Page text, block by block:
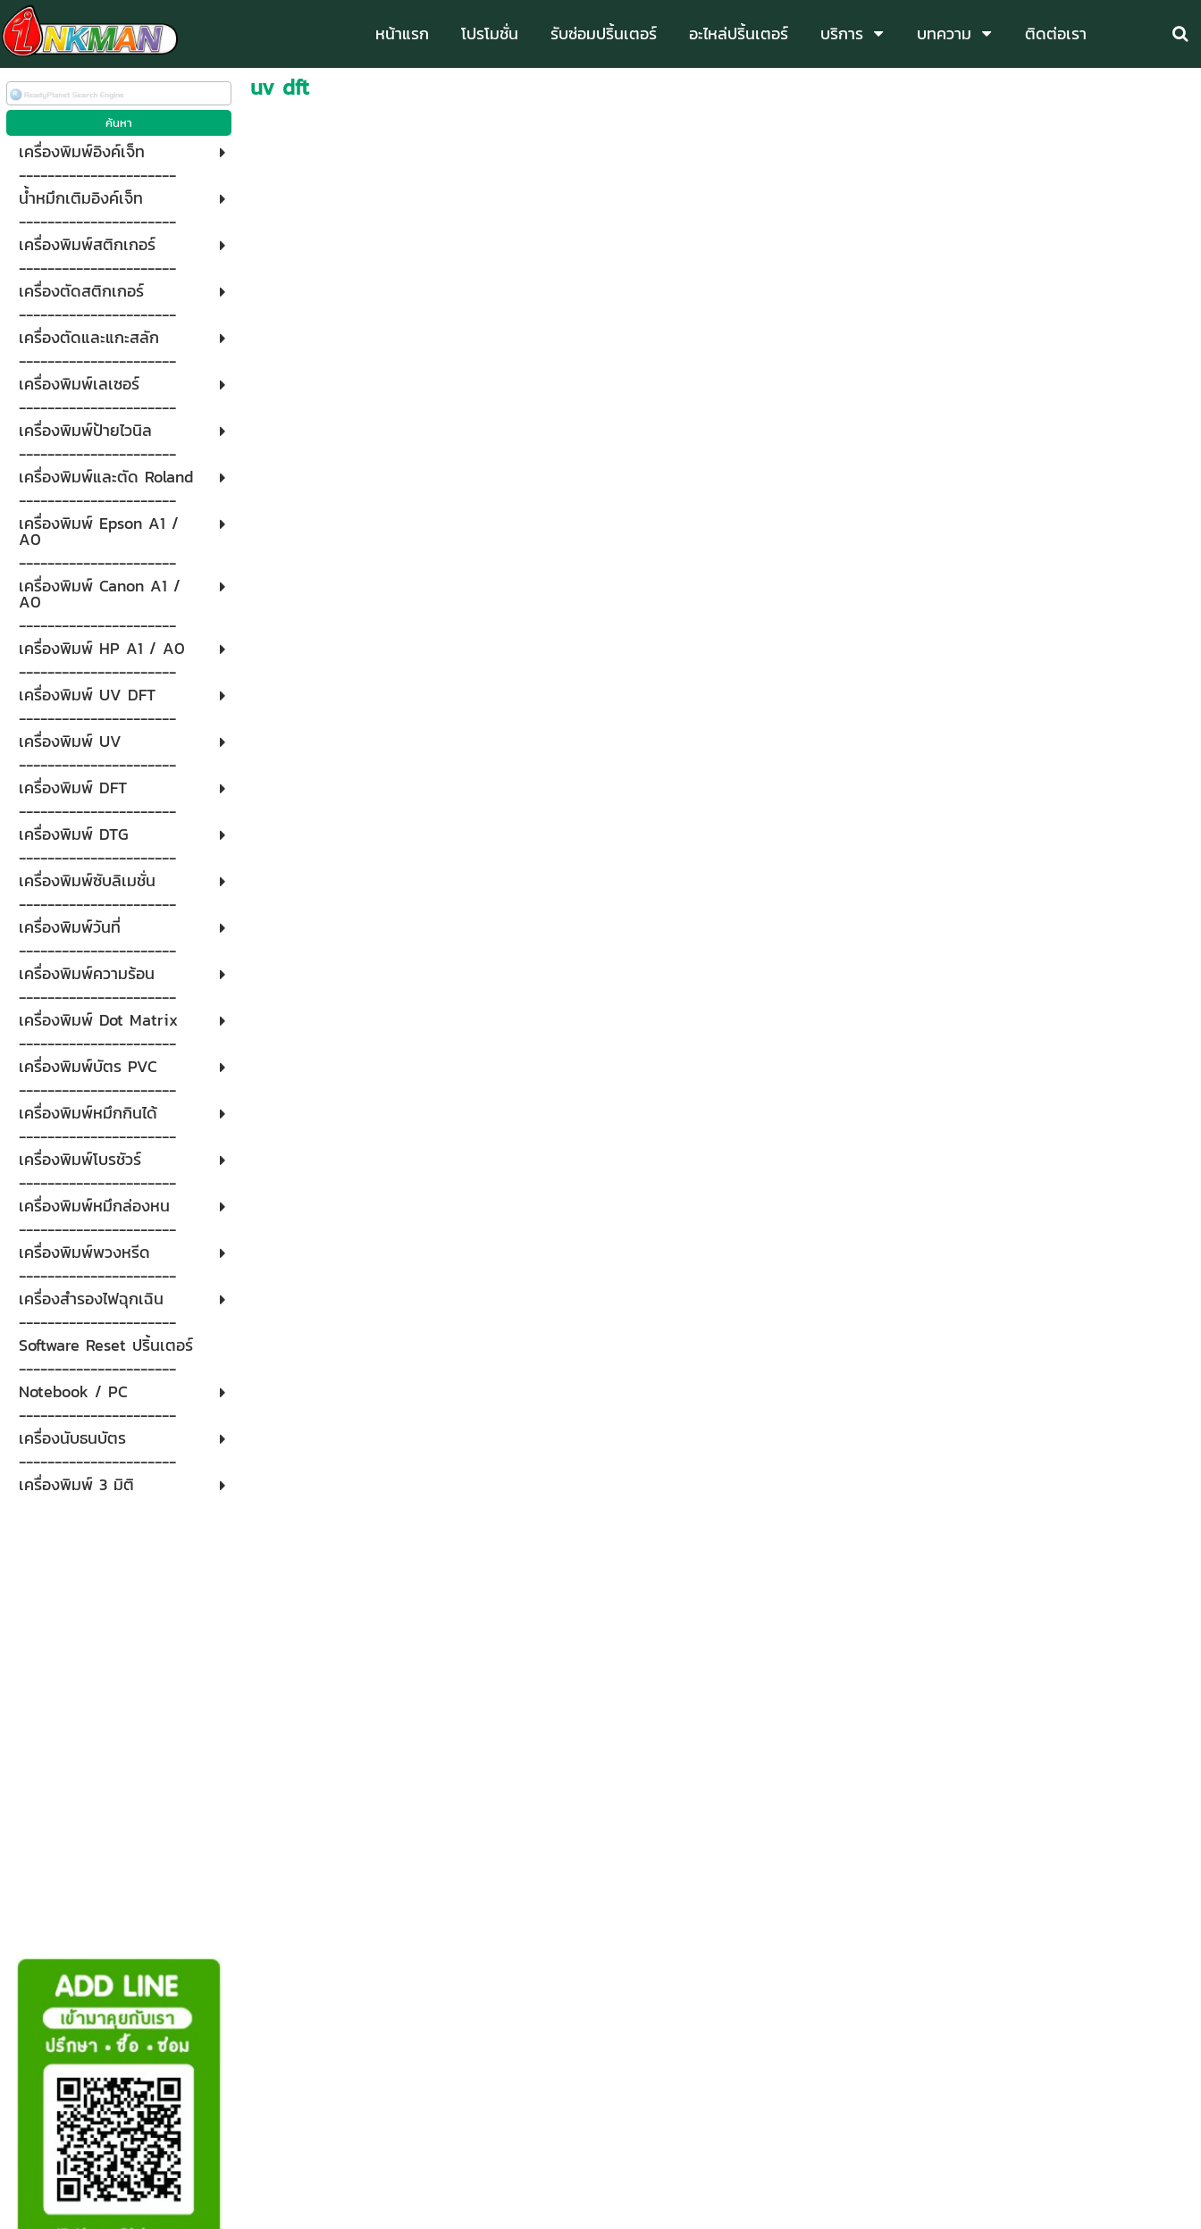
หน้าแรก โปรโมชั่น รับซ่อมปริ้นเตอร์ อะไหล่ปริ้นเตอร์ บริการ บทความ ติดต่อเรา
เครื่องพิมพ์อิงค์เจ็ท
----------------------
น้ำหมึกเติมอิงค์เจ็ท
----------------------
เครื่องพิมพ์สติกเกอร์
----------------------
เครื่องตัดสติกเกอร์
----------------------
เครื่องตัดและแกะสลัก
----------------------
เครื่องพิมพ์เลเซอร์
----------------------
เครื่องพิมพ์ป้ายไวนิล
----------------------
เครื่องพิมพ์และตัด Roland
----------------------
เครื่องพิมพ์ Epson A1 /
A0
----------------------
เครื่องพิมพ์ Canon A1 /
A0
----------------------
เครื่องพิมพ์ HP A1 / A0
----------------------
เครื่องพิมพ์ UV DFT
----------------------
เครื่องพิมพ์ UV
----------------------
เครื่องพิมพ์ DFT
----------------------
เครื่องพิมพ์ DTG
----------------------
เครื่องพิมพ์ซับลิเมชั่น
----------------------
เครื่องพิมพ์วันที่
----------------------
เครื่องพิมพ์ความร้อน
----------------------
เครื่องพิมพ์ Dot Matrix
----------------------
เครื่องพิมพ์บัตร PVC
----------------------
เครื่องพิมพ์หมึกกินได้
----------------------
เครื่องพิมพ์โบรชัวร์
----------------------
เครื่องพิมพ์หมึกล่องหน
----------------------
เครื่องพิมพ์พวงหรีด
----------------------
เครื่องสำรองไฟฉุกเฉิน
----------------------
Software Reset ปริ้นเตอร์
----------------------
Notebook / PC
----------------------
เครื่องนับธนบัตร
----------------------
เครื่องพิมพ์ 3 มิติ
uv dft